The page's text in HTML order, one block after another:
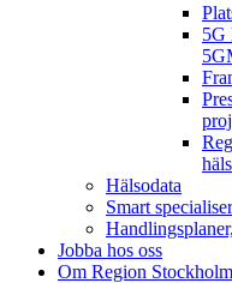
5G
Hälsodata
Smart
Jobba hos oss
Om Region Stockholm